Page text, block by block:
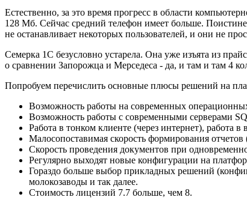
Естественно, за это время прогресс в области
128 Мб. Сейчас средний телефон имеет больше.
не останавливает некоторых пользователей, и они не
Семерка 1С безусловно устарела. Она уже изъята из
о сравнении Запорожца и Мерседеса - да, и там и там 4
Попробуем перечислить основные плюсы решений на
Возможность работы на современных
Возможность работы с современными серверами
Работа в тонком клиенте (через интернет), работа в
Малосопоставимая скорость формирования
Скорость проведения документов при
Регулярно выходят новые конфигурации на
Гораздо больше выбор прикладных решений
молокозаводы и так далее.
Стоимость лицензий 7.7 больше, чем 8.